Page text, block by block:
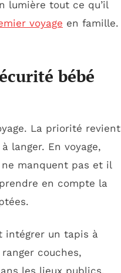
lumière tout ce qu’il
voyage en famille.
bébé
La priorité revient
langer. En voyage,
manquent pas et il
en compte la
intégrer un tapis à
couches,